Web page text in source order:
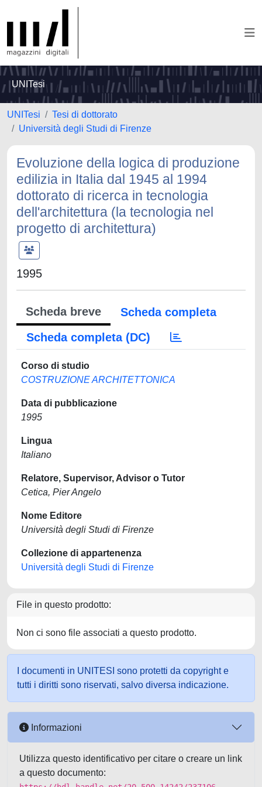
UNITesi
UNITesi
Tesi di dottorato
Università degli Studi di Firenze
Evoluzione della logica di produzione
edilizia in Italia dal 1945 al 1994
dottorato di ricerca in tecnologia
dell'architettura (la tecnologia nel
progetto di architettura)
1995
Scheda breve
Scheda completa
Scheda completa (DC)
Corso di studio
COSTRUZIONE ARCHITETTONICA
Data di pubblicazione
1995
Lingua
Italiano
Relatore, Supervisor, Advisor o Tutor
Cetica, Pier Angelo
Nome Editore
Università degli Studi di Firenze
Collezione di appartenenza
Università degli Studi di Firenze
File in questo prodotto:
Non ci sono file associati a questo prodotto.
I documenti in UNITESI sono protetti da copyright e
tutti i diritti sono riservati, salvo diversa indicazione.
Informazioni
Utilizza questo identificativo per citare o creare un link
a questo documento: